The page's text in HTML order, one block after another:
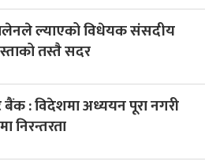
बालेनले ल्याएको विधेयक संसदीय
तस्तै सदर
बैंक : विदेशमा अध्ययन पूरा नगरी
निरन्तरता